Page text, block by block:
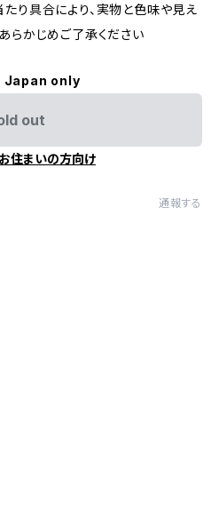
り具合により、実物と色味や見え
らかじめご了承ください
Japan only
out
住まいの方向け
通報する